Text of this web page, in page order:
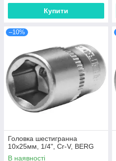
Купити
–10%
Головка шестигранна
10х25мм, 1/4", Cr-V, BERG
В наявності